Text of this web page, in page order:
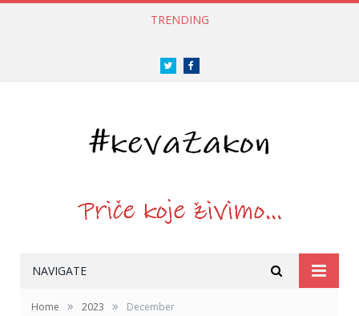
TRENDING
Twitter
NAVIGATE
Home » 2023 » December